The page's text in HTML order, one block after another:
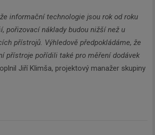
informační technologie jsou rok od roku
pořizovací náklady budou nižší než u
přístrojů. Výhledově předpokládáme, že
přístroje pořídili také pro měření dodávek
Jiří Klimša, projektový manažer skupiny